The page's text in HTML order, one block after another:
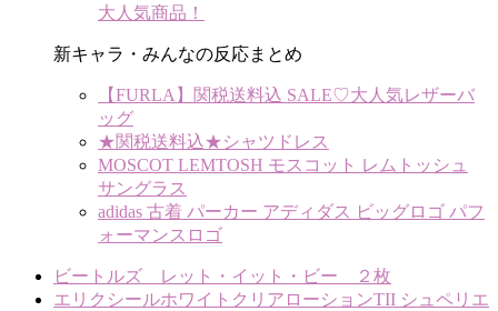
大人気商品！
新キャラ・みんなの反応まとめ
【FURLA】関税送料込 SALE♡大人気レザーバ
ッグ
★関税送料込★シャツドレス
MOSCOT LEMTOSH モスコット レムトッシュ
サングラス
adidas 古着 パーカー アディダス ビッグロゴ パフ
ォーマンスロゴ
ビートルズ レット・イット・ビー ２枚
エリクシールホワイトクリアローションTII シュペリエ